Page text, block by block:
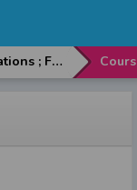
Chapitre 4: Relations ; Fonctions Cours